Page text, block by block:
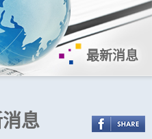
最新消息
息